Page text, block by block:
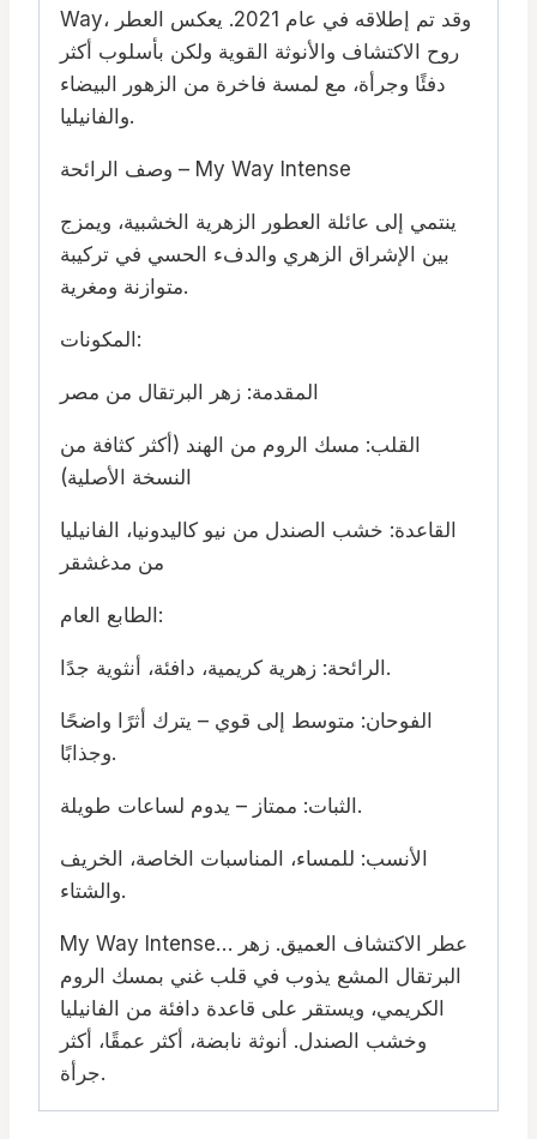
Way، وقد تم إطلاقه في عام 2021. يعكس العطر
روح الاكتشاف والأنوثة القوية ولكن بأسلوب أكثر
دفئًا وجرأة، مع لمسة فاخرة من الزهور البيضاء
والفانيليا.
وصف الرائحة – My Way Intense
ينتمي إلى عائلة العطور الزهرية الخشبية، ويمزج
بين الإشراق الزهري والدفء الحسي في تركيبة
متوازنة ومغرية.
المكونات:
المقدمة: زهر البرتقال من مصر
القلب: مسك الروم من الهند (أكثر كثافة من
النسخة الأصلية)
القاعدة: خشب الصندل من نيو كاليدونيا، الفانيليا
من مدغشقر
الطابع العام:
الرائحة: زهرية كريمية، دافئة، أنثوية جدًا.
الفوحان: متوسط إلى قوي – يترك أثرًا واضحًا
وجذابًا.
الثبات: ممتاز – يدوم لساعات طويلة.
الأنسب: للمساء، المناسبات الخاصة، الخريف
والشتاء.
My Way Intense… عطر الاكتشاف العميق. زهر
البرتقال المشع يذوب في قلب غني بمسك الروم
الكريمي، ويستقر على قاعدة دافئة من الفانيليا
وخشب الصندل. أنوثة نابضة، أكثر عمقًا، أكثر
جرأة.